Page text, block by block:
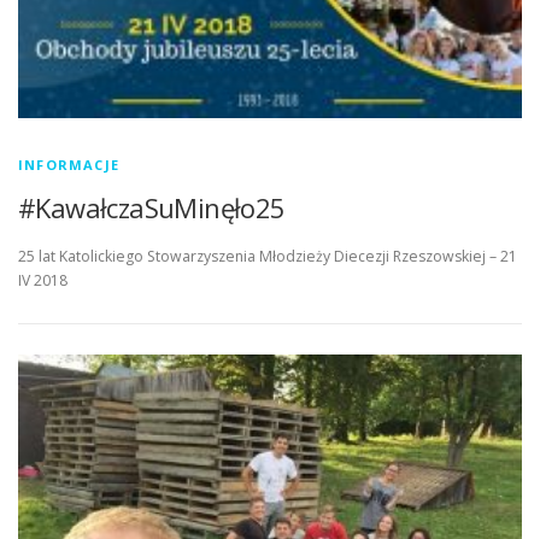
INFORMACJE
#KawałczaSuMinęło25
25 lat Katolickiego Stowarzyszenia Młodzieży Diecezji Rzeszowskiej – 21
IV 2018